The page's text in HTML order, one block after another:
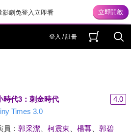
劇免登入立即看
登入 / 註冊
時代3：刺金時代
4.0
Times 3.0
員： 郭采潔、 柯震東 楊冪
郭碧